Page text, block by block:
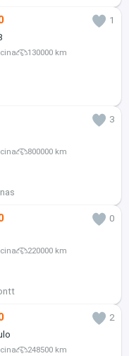
1
130000 km
3
800000 km
0
220000 km
2
248500 km